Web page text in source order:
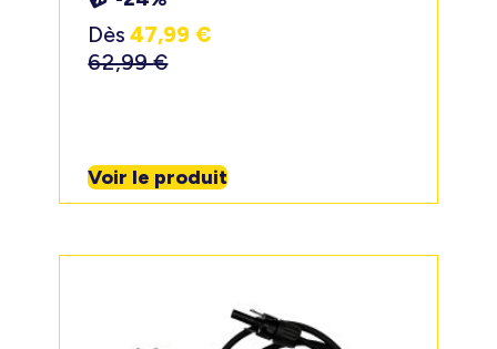
Dès 47,99€
62,99€
Voir le produit